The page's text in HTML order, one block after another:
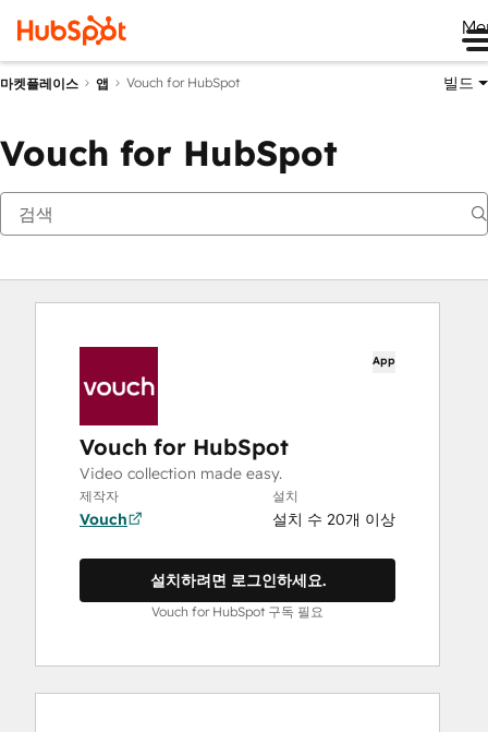
마켓플레이스 앱 Vouch for HubSpot 빌드
Vouch for HubSpot
App
Vouch for HubSpot
Video collection made easy.
제작자
Vouch
설치
설치 수 20개 이상
설치하려면 로그인하세요.
Vouch for HubSpot 구독 필요